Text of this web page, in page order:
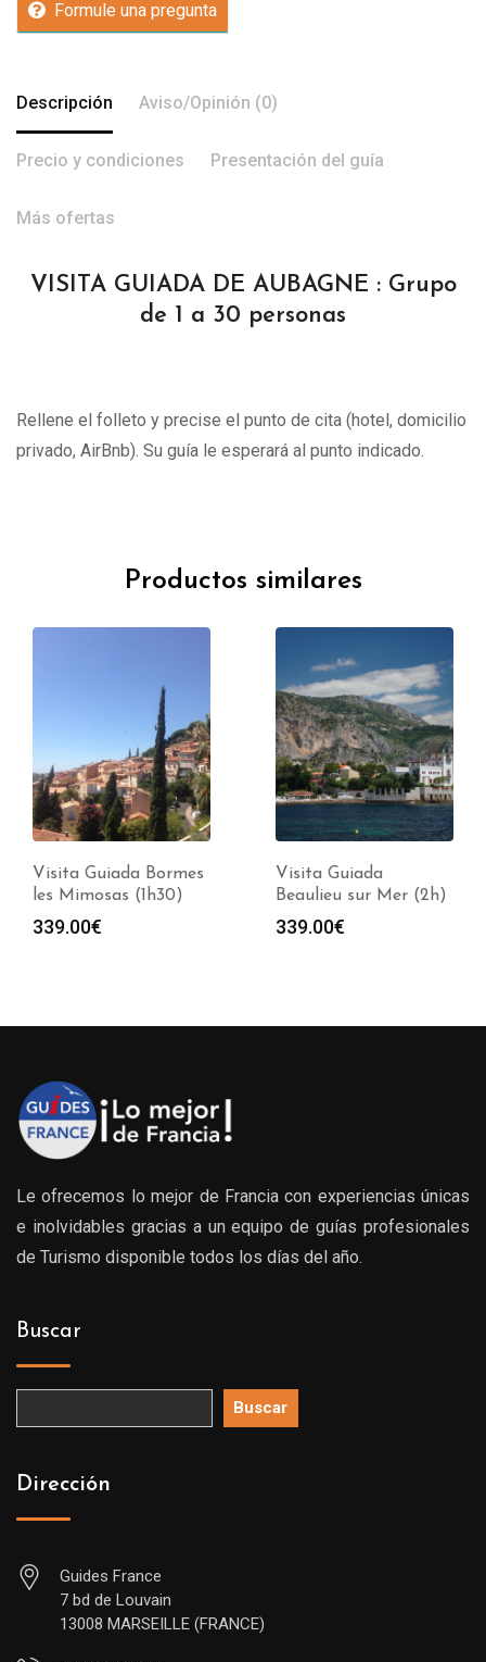
Formule una pregunta
Descripción Aviso/Opinión (0)
Precio y condiciones Presentación del guía
Más ofertas
VISITA GUIADA DE AUBAGNE : Grupo
de 1 a 30 personas
Rellene el folleto y precise el punto de cita (hotel, domicilio
privado, AirBnb). Su guía le esperará al punto indicado.
Productos similares
Visita Guiada Bormes
les Mimosas (1h30)
339.00€
Visita Guiada
Beaulieu sur Mer (2h)
339.00€
Le ofrecemos lo mejor de Francia con experiencias únicas
e inolvidables gracias a un equipo de guías profesionales
de Turismo disponible todos los días del año.
Buscar
Buscar
Dirección
Guides France
7 bd de Louvain
13008 MARSEILLE (FRANCE)